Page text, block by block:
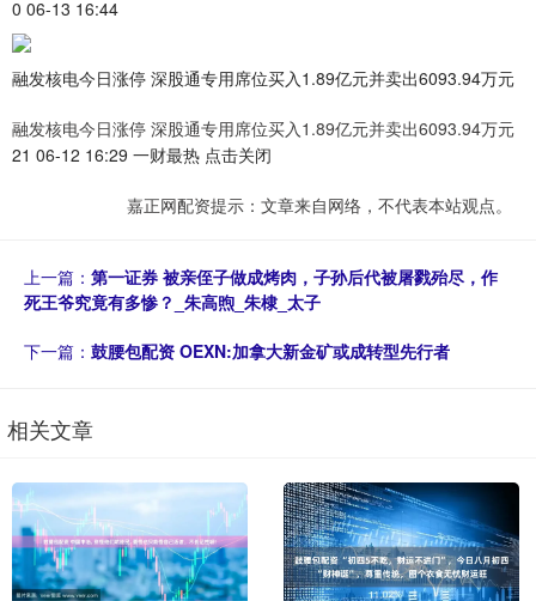
0 06-13 16:44
融发核电今日涨停 深股通专用席位买入1.89亿元并卖出6093.94万元
融发核电今日涨停 深股通专用席位买入1.89亿元并卖出6093.94万元
21 06-12 16:29 一财最热 点击关闭
嘉正网配资提示：文章来自网络，不代表本站观点。
上一篇： 第一证券 被亲侄子做成烤肉，子孙后代被屠戮殆尽，作
死王爷究竟有多惨？_朱高煦_朱棣_太子
下一篇： 鼓腰包配资 OEXN:加拿大新金矿或成转型先行者
相关文章